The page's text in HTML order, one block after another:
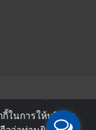
งคลสุวรรณภูมิ.
ในการให้บริการ